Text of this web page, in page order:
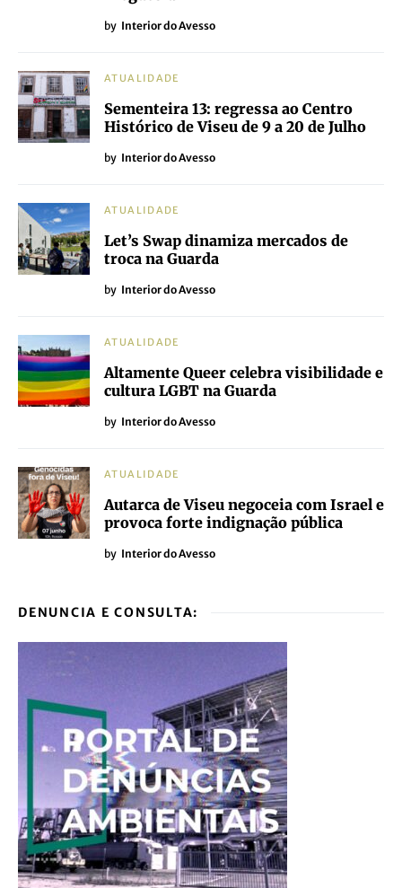
by Interior do Avesso
ATUALIDADE
Sementeira 13: regressa ao Centro
Histórico de Viseu de 9 a 20 de Julho
by Interior do Avesso
ATUALIDADE
Let’s Swap dinamiza mercados de
troca na Guarda
by Interior do Avesso
ATUALIDADE
Altamente Queer celebra visibilidade e
cultura LGBT na Guarda
by Interior do Avesso
ATUALIDADE
Autarca de Viseu negoceia com Israel e
provoca forte indignação pública
by Interior do Avesso
DENUNCIA E CONSULTA: